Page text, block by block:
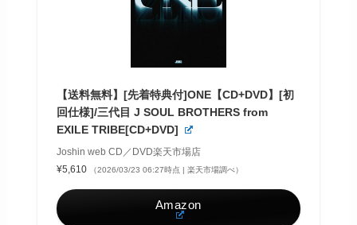
【送料無料】[先着特典付]ONE【CD+DVD】[初
回仕様]/三代目 J SOUL BROTHERS from
EXILE TRIBE[CD+DVD]
Joshin web CD／DVD楽天市場店
¥5,610
（2026/03/23 06:27時点 | 楽天市場調べ）
Amazon